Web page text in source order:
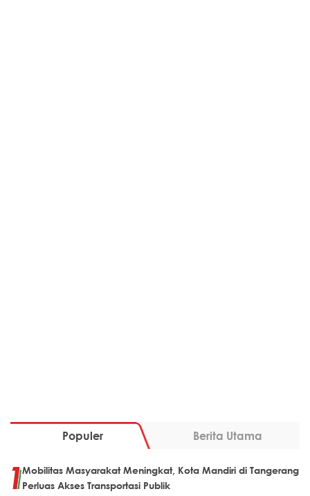
Populer Berita Utama
Mobilitas Masyarakat Meningkat, Kota Mandiri di Tangerang
Perluas Akses Transportasi Publik